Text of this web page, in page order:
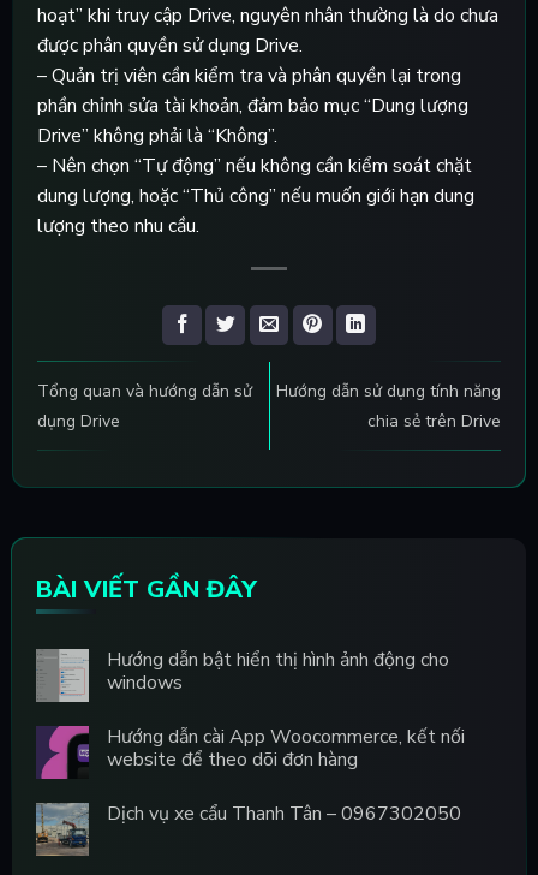
hoạt” khi truy cập Drive, nguyên nhân thường là do chưa
được phân quyền sử dụng Drive.
– Quản trị viên cần kiểm tra và phân quyền lại trong
phần chỉnh sửa tài khoản, đảm bảo mục “Dung lượng
Drive” không phải là “Không”.
– Nên chọn “Tự động” nếu không cần kiểm soát chặt
dung lượng, hoặc “Thủ công” nếu muốn giới hạn dung
lượng theo nhu cầu.
Tổng quan và hướng dẫn sử
dụng Drive
Hướng dẫn sử dụng tính năng
chia sẻ trên Drive
BÀI VIẾT GẦN ĐÂY
Hướng dẫn bật hiển thị hình ảnh động cho
windows
Hướng dẫn cài App Woocommerce, kết nối
website để theo dõi đơn hàng
Dịch vụ xe cẩu Thanh Tân – 0967302050